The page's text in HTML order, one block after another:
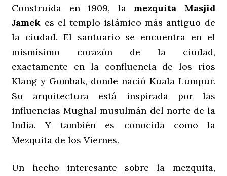
Construida en 1909, la mezquita Masjid
Jamek es el templo islámico más antiguo de
la ciudad. El santuario se encuentra en el
mismísimo corazón de la ciudad,
exactamente en la confluencia de los ríos
Klang y Gombak, donde nació Kuala Lumpur.
Su arquitectura está inspirada por las
influencias Mughal musulmán del norte de la
India. Y también es conocida como la
Mezquita de los Viernes.
Un hecho interesante sobre la mezquita,